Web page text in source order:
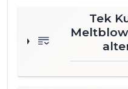
Tek